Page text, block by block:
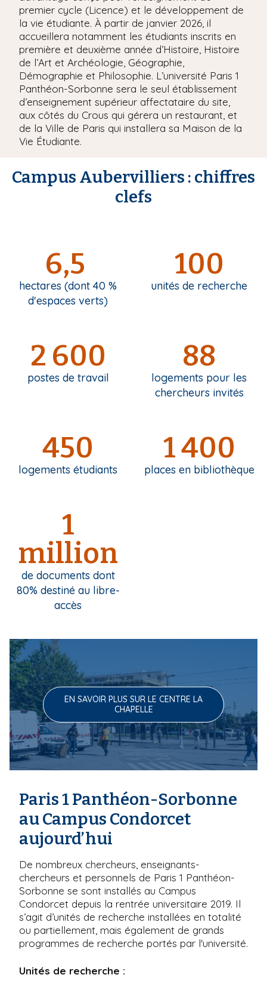
premier cycle (Licence) et le développement de
la vie étudiante. À partir de janvier 2026, il
accueillera notamment les étudiants inscrits en
première et deuxième année d’Histoire, Histoire
de l’Art et Archéologie, Géographie,
Démographie et Philosophie. L’université Paris 1
Panthéon-Sorbonne sera le seul établissement
d’enseignement supérieur affectataire du site,
aux côtés du Crous qui gérera un restaurant, et
de la Ville de Paris qui installera sa Maison de la
Vie Étudiante.
Campus Aubervilliers : chiffres
clefs
6,5
hectares (dont 40 %
d'espaces verts)
100
unités de recherche
2 600
postes de travail
88
logements pour les
chercheurs invités
450
logements étudiants
1 400
places en bibliothèque
1
million
de documents dont
80% destiné au libre-
accès
EN SAVOIR PLUS SUR LE CENTRE LA
CHAPELLE
Paris 1 Panthéon-Sorbonne
au Campus Condorcet
aujourd’hui
De nombreux chercheurs, enseignants-
chercheurs et personnels de Paris 1 Panthéon-
Sorbonne se sont installés au Campus
Condorcet depuis la rentrée universitaire 2019. Il
s’agit d’unités de recherche installées en totalité
ou partiellement, mais également de grands
programmes de recherche portés par l'université.
Unités de recherche :